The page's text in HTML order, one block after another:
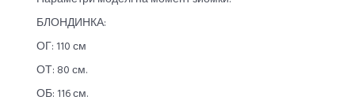
БЛОНДИНКА:
ОГ: 110 см
ОТ: 80 см.
ОБ: 116 см.